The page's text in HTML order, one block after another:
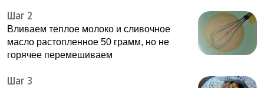
Шаг 2
Вливаем теплое молоко и сливочное
масло растопленное 50 грамм, но не
горячее перемешиваем
Шаг 3